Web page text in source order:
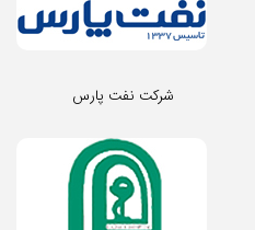
شرکت نفت پارس